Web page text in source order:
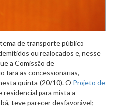
de transporte público
ou realocados e, nesse
a Comissão de
fará às concessionárias,
quinta-(20/10). O Projeto de
residencial para mista a
teve parecer desfavorável;